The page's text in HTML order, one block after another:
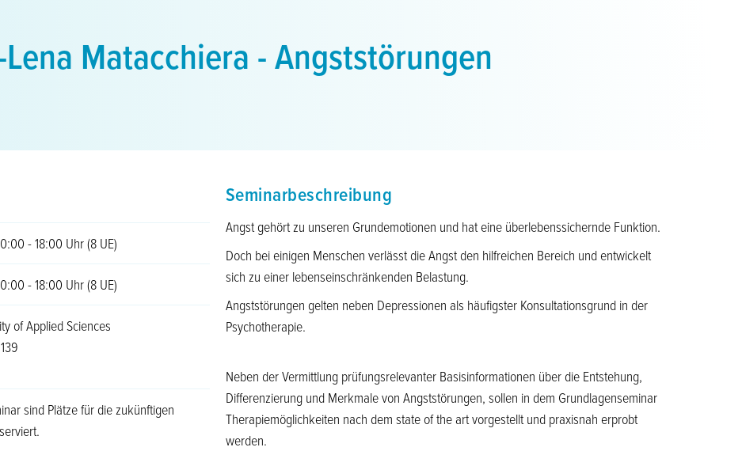
Matacchiera - Angststörungen
- 18:00 Uhr (8 UE)
- 18:00 Uhr (8 UE)
of Applied Sciences
sind Plätze für die zukünftigen
Seminarbeschreibung
Angst gehört zu unseren Grundemotionen und hat eine überlebenssichernde Funktion.
Doch bei einigen Menschen verlässt die Angst den hilfreichen Bereich und entwickelt
sich zu einer lebenseinschränkenden Belastung.
Angststörungen gelten neben Depressionen als häufigster Konsultationsgrund in der
Psychotherapie.
Neben der Vermittlung prüfungsrelevanter Basisinformationen über die Entstehung,
Differenzierung und Merkmale von Angststörungen, sollen in dem Grundlagenseminar
Therapiemöglichkeiten nach dem state of the art vorgestellt und praxisnah erprobt
werden.